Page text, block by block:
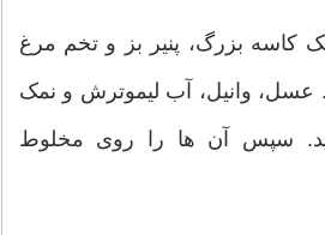
یک کاسه بزرگ، پنیر بز و تخم مرغ
عسل، وانیل، آب لیموترش و نمک
سپس آن ها را روی مخلوط